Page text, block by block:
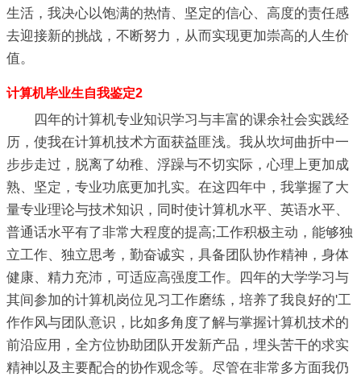
生活，我决心以饱满的热情、坚定的信心、高度的责任感
去迎接新的挑战，不断努力，从而实现更加崇高的人生价
值。
计算机毕业生自我鉴定2
四年的计算机专业知识学习与丰富的课余社会实践经
历，使我在计算机技术方面获益匪浅。我从坎坷曲折中一
步步走过，脱离了幼稚、浮躁与不切实际，心理上更加成
熟、坚定，专业功底更加扎实。在这四年中，我掌握了大
量专业理论与技术知识，同时使计算机水平、英语水平、
普通话水平有了非常大程度的提高;工作积极主动，能够独
立工作、独立思考，勤奋诚实，具备团队协作精神，身体
健康、精力充沛，可适应高强度工作。四年的大学学习与
其间参加的计算机岗位见习工作磨练，培养了我良好的'工
作作风与团队意识，比如多角度了解与掌握计算机技术的
前沿应用，全方位协助团队开发新产品，埋头苦干的求实
精神以及主要配合的协作观念等。尽管在非常多方面我仍